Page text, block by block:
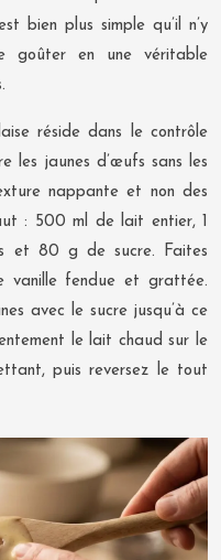
bien plus simple qu’il n’y
goûter en une véritable
réside dans le contrôle
les jaunes d’œufs sans les
nappante et non des
: 500 ml de lait entier, 1
et 80 g de sucre. Faites
vanille fendue et grattée.
avec le sucre jusqu’à ce
le lait chaud sur le
puis reversez le tout